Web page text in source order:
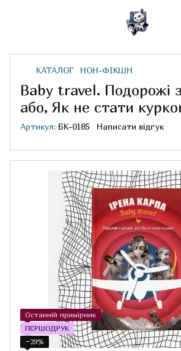
КАТАЛОГ НОН-ФІКШН
Baby travel. Подорожі
або, Як не стати
Артикул: БК-0185 Написати відгук
Останній примірник
ПЕРШОДРУК
−29%